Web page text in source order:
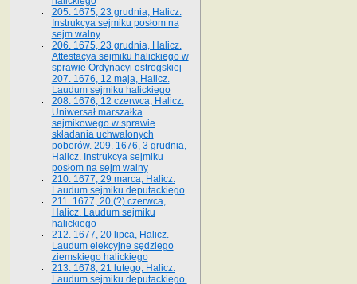
205. 1675, 23 grudnia, Halicz.
Instrukcya sejmiku posłom na
sejm walny
206. 1675, 23 grudnia, Halicz.
Attestacya sejmiku halickiego w
sprawie Ordynacyi ostrogskiej
207. 1676, 12 maja, Halicz.
Laudum sejmiku halickiego
208. 1676, 12 czerwca, Halicz.
Uniwersał marszałka
sejmikowego w sprawie
składania uchwalonych
poborów. 209. 1676, 3 grudnia,
Halicz. Instrukcya sejmiku
posłom na sejm walny
210. 1677, 29 marca, Halicz.
Laudum sejmiku deputackiego
211. 1677, 20 (?) czerwca,
Halicz. Laudum sejmiku
halickiego
212. 1677, 20 lipca, Halicz.
Laudum elekcyjne sędziego
ziemskiego halickiego
213. 1678, 21 lutego, Halicz.
Laudum sejmiku deputackiego.